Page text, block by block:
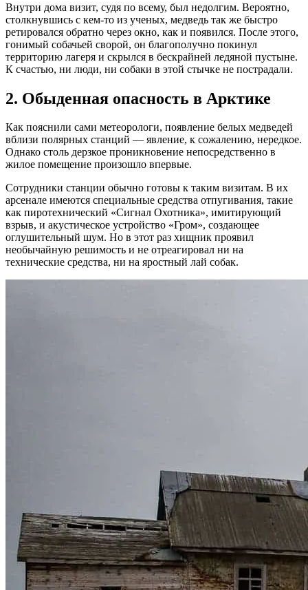
Внутри дома визит, судя по всему, был недолгим. Вероятно,
столкнувшись с кем-то из ученых, медведь так же быстро
ретировался обратно через окно, как и появился. После этого,
гонимый собачьей сворой, он благополучно покинул
территорию лагеря и скрылся в бескрайней ледяной пустыне.
К счастью, ни люди, ни собаки в этой стычке не пострадали.
2. Обыденная опасность в Арктике
Как пояснили сами метеорологи, появление белых медведей
вблизи полярных станций — явление, к сожалению, нередкое.
Однако столь дерзкое проникновение непосредственно в
жилое помещение произошло впервые.
Сотрудники станции обычно готовы к таким визитам. В их
арсенале имеются специальные средства отпугивания, такие
как пиротехнический «Сигнал Охотника», имитирующий
взрыв, и акустическое устройство «Гром», создающее
оглушительный шум. Но в этот раз хищник проявил
необычайную решимость и не отреагировал ни на
технические средства, ни на яростный лай собак.